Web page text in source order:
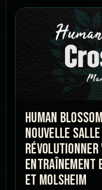
HUMAN
NOUVELLE
RÉVOLUTIONNER
ENTRAÎNEMENT
ET MOLSHEIM